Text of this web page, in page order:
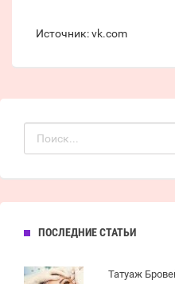
Источник: vk.com
ПОСЛЕДНИЕ СТАТЬИ
Татуаж